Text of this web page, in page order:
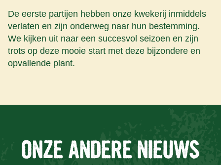
De eerste partijen hebben onze kwekerij inmiddels
verlaten en zijn onderweg naar hun bestemming.
We kijken uit naar een succesvol seizoen en zijn
trots op deze mooie start met deze bijzondere en
opvallende plant.
ONZE ANDERE NIEUWS